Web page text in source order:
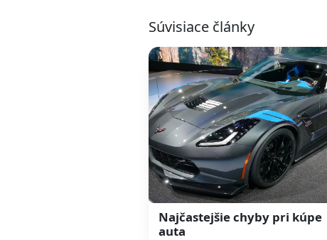
Súvisiace články
Najčastejšie chyby pri kúpe
auta